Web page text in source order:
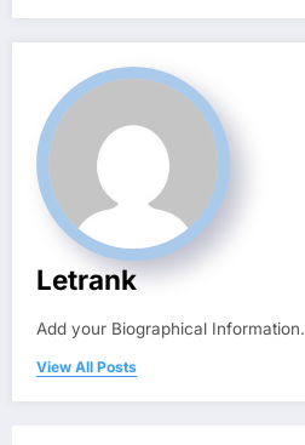
Letrank
Add your Biographical Information.
View All Posts